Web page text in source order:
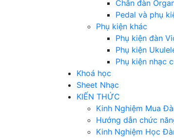
Chân đàn
Pedal và phụ
Phụ kiện khác
Phụ kiện đàn
Phụ kiện
Phụ kiện nhạc
Khoá học
Sheet Nhạc
KIẾN THỨC
Kinh Nghiệm Mua
Hướng dẫn chức
Kinh Nghiệm Học